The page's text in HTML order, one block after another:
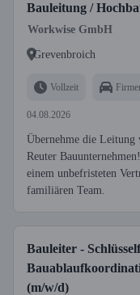
Bauleitung /
Workwise GmbH
Grevenbroich
Vollzeit
04.08.2026
Übernehme die Leitung
Reuter
einem unbefristeten
familiären Team.
Bauleiter -
(m/w/d)